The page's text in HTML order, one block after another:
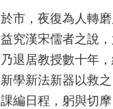
市，夜復為人轉
究漢宋儒者之說
退居教授數十年
學新法新器以救
編日程，躬與切